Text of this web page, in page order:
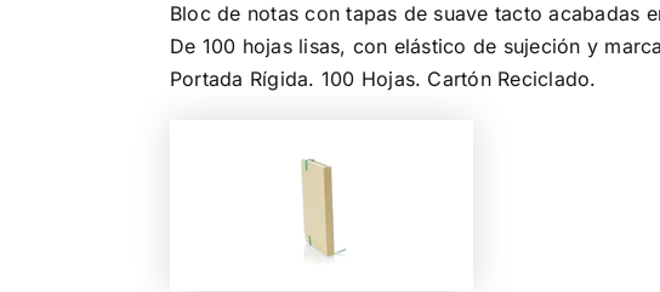
Bloc de notas con tapas de suave tacto acabadas
De 100 hojas lisas, con elástico de sujeción y
Portada Rígida. 100 Hojas. Cartón Reciclado.